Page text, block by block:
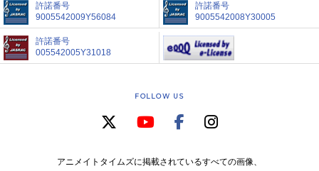
許諾番号
9005542009Y56084
許諾番号
9005542008Y30005
許諾番号
005542005Y31018
FOLLOW US
アニメイトタイムズに掲載されているすべての画像、